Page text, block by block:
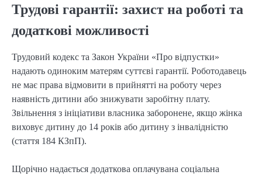
Трудові гарантії: захист на роботі та
додаткові можливості
Трудовий кодекс та Закон України «Про відпустки»
надають одиноким матерям суттєві гарантії. Роботодавець
не має права відмовити в прийнятті на роботу через
наявність дитини або знижувати заробітну плату.
Звільнення з ініціативи власника заборонене, якщо жінка
виховує дитину до 14 років або дитину з інвалідністю
(стаття 184 КЗпП).
Щорічно надається додаткова оплачувана соціальна